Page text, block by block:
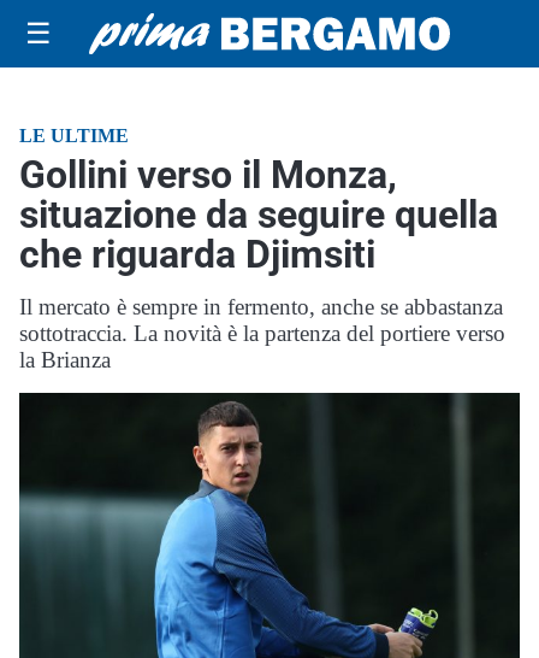
☰
LE ULTIME
Gollini verso il Monza,
situazione da seguire quella
che riguarda Djimsiti
Il mercato è sempre in fermento, anche se abbastanza
sottotraccia. La novità è la partenza del portiere verso
la Brianza